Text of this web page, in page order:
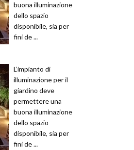
buona illuminazione
dello spazio
disponibile, sia per
fini de ...
L’impianto di
illuminazione per il
giardino deve
permettere una
buona illuminazione
dello spazio
disponibile, sia per
fini de ...